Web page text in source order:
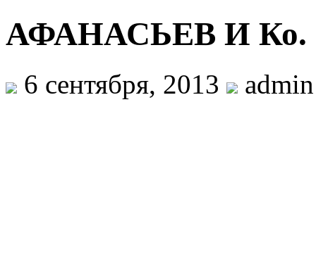
АФАНАСЬЕВ И Ко.
6 сентября, 2013 admin